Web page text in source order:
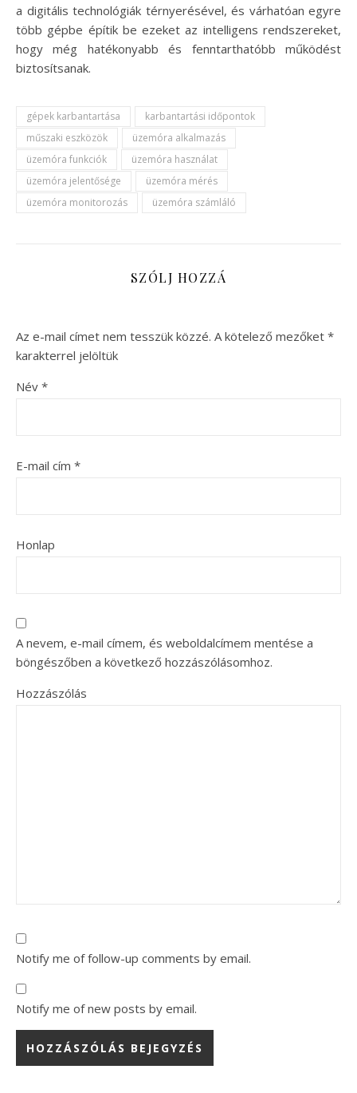
a digitális technológiák térnyerésével, és várhatóan egyre
több gépbe építik be ezeket az intelligens rendszereket,
hogy még hatékonyabb és fenntarthatóbb működést
biztosítsanak.
gépek karbantartása
karbantartási időpontok
műszaki eszközök
üzemóra alkalmazás
üzemóra funkciók
üzemóra használat
üzemóra jelentősége
üzemóra mérés
üzemóra monitorozás
üzemóra számláló
SZÓLJ HOZZÁ
Az e-mail címet nem tesszük közzé. A kötelező mezőket *
karakterrel jelöltük
Név *
E-mail cím *
Honlap
A nevem, e-mail címem, és weboldalcímem mentése a
böngészőben a következő hozzászólásomhoz.
Hozzászólás
Notify me of follow-up comments by email.
Notify me of new posts by email.